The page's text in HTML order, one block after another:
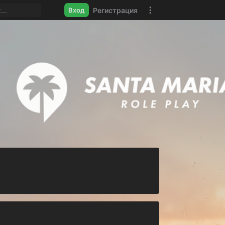
Вход Регистрация